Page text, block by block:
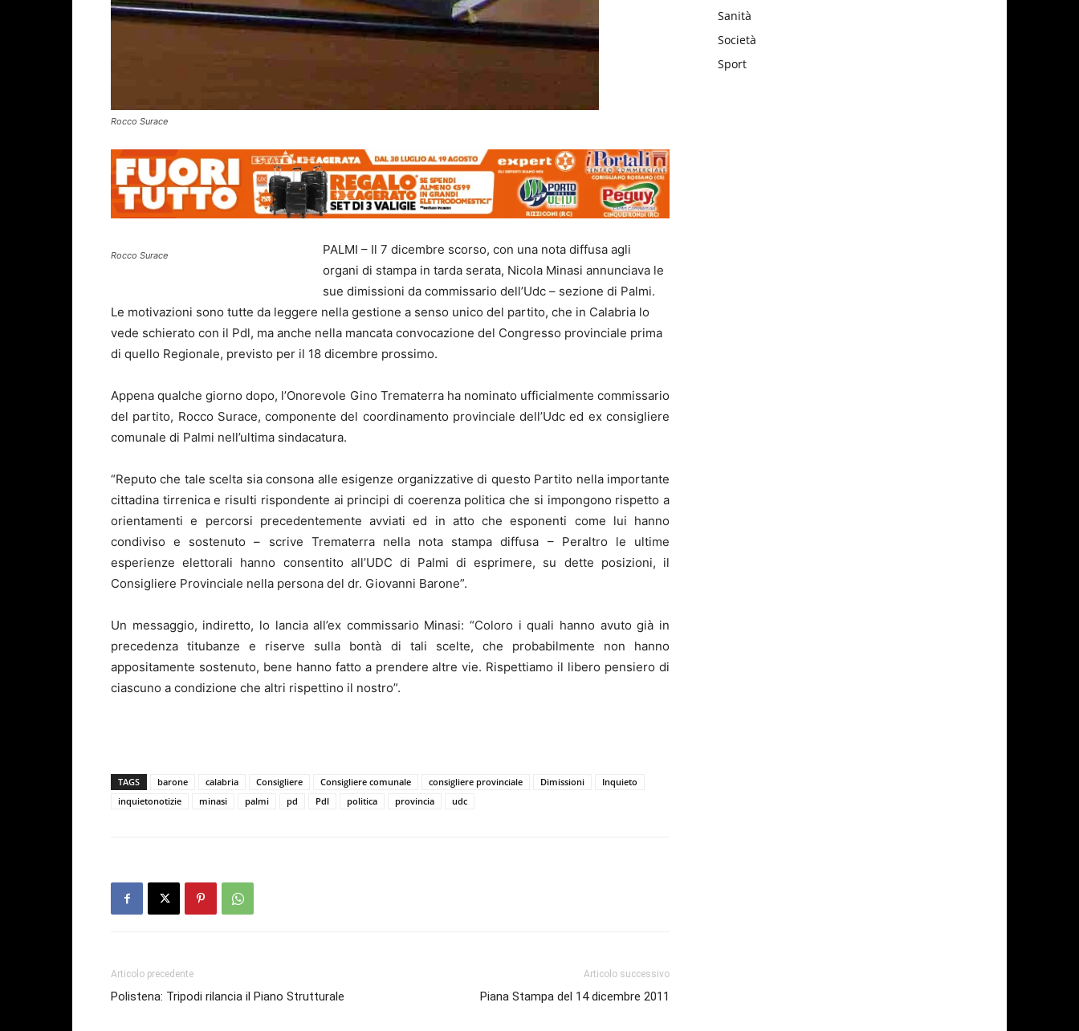
Rocco Surace
Rocco Surace
PALMI – Il 7 dicembre scorso, con una nota diffusa agli
organi di stampa in tarda serata, Nicola Minasi annunciava le
sue dimissioni da commissario dell’Udc – sezione di Palmi.
Le motivazioni sono tutte da leggere nella gestione a senso unico del partito, che in Calabria lo
vede schierato con il Pdl, ma anche nella mancata convocazione del Congresso provinciale prima
di quello Regionale, previsto per il 18 dicembre prossimo.
Appena qualche giorno dopo, l’Onorevole Gino Trematerra ha nominato ufficialmente commissario
del partito, Rocco Surace, componente del coordinamento provinciale dell’Udc ed ex consigliere
comunale di Palmi nell’ultima sindacatura.
“Reputo che tale scelta sia consona alle esigenze organizzative di questo Partito nella importante
cittadina tirrenica e risulti rispondente ai principi di coerenza politica che si impongono rispetto a
orientamenti e percorsi precedentemente avviati ed in atto che esponenti come lui hanno
condiviso e sostenuto – scrive Trematerra nella nota stampa diffusa – Peraltro le ultime
esperienze elettorali hanno consentito all’UDC di Palmi di esprimere, su dette posizioni, il
Consigliere Provinciale nella persona del dr. Giovanni Barone”.
Un messaggio, indiretto, lo lancia all’ex commissario Minasi: “Coloro i quali hanno avuto già in
precedenza titubanze e riserve sulla bontà di tali scelte, che probabilmente non hanno
appositamente sostenuto, bene hanno fatto a prendere altre vie. Rispettiamo il libero pensiero di
ciascuno a condizione che altri rispettino il nostro”.
TAGS barone calabria Consigliere Consigliere comunale consigliere provinciale Dimissioni
Inquieto
inquietonotizie
minasi palmi pd Pdl politica provincia udc
Articolo precedente
Polistena: Tripodi rilancia il Piano Strutturale
Articolo successivo
Piana Stampa del 14 dicembre 2011
Sanità
Società
Sport